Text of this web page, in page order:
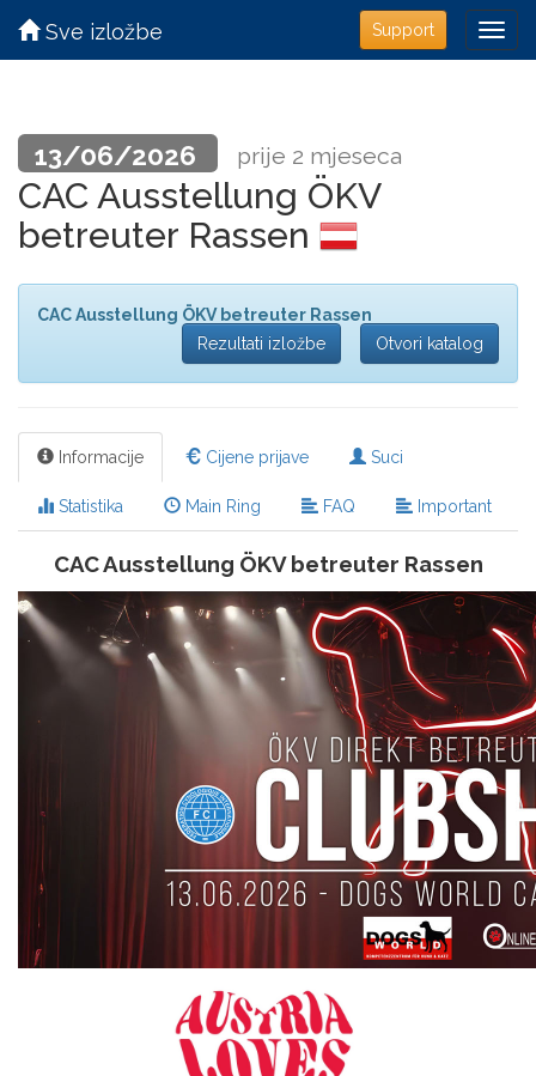
Support
Sve izložbe
13/06/2026 prije 2 mjeseca
CAC Ausstellung ÖKV
betreuter Rassen
CAC Ausstellung ÖKV betreuter Rassen
Rezultati izložbe
Otvori katalog
Informacije Cijene prijave Suci
Statistika Main Ring FAQ Important
CAC Ausstellung ÖKV betreuter Rassen